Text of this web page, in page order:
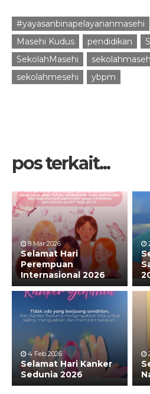
#yayasanbinapelayananmasehi
Masehi Kudus
pendidikan
SekolahMasehi
sekolahmesehi
ybpm
pos terkait...
8 Mar 2026
Selamat Hari
Perempuan
Internasional 2026
4 Feb 2026
Selamat Hari Kanker
Sedunia 2026